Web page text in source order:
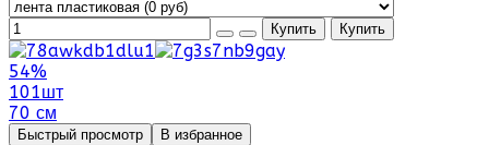
54%
101шт
70 см
Быстрый просмотр В избранное